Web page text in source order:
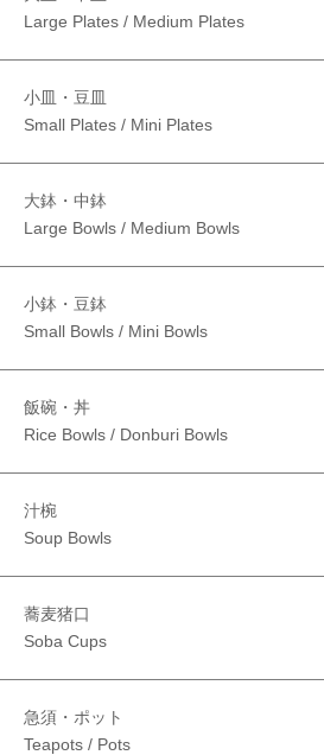
Large Plates / Medium Plates
小皿・豆皿
Small Plates / Mini Plates
大鉢・中鉢
Large Bowls / Medium Bowls
小鉢・豆鉢
Small Bowls / Mini Bowls
飯碗・丼
Rice Bowls / Donburi Bowls
汁椀
Soup Bowls
蕎麦猪口
Soba Cups
急須・ポット
Teapots / Pots